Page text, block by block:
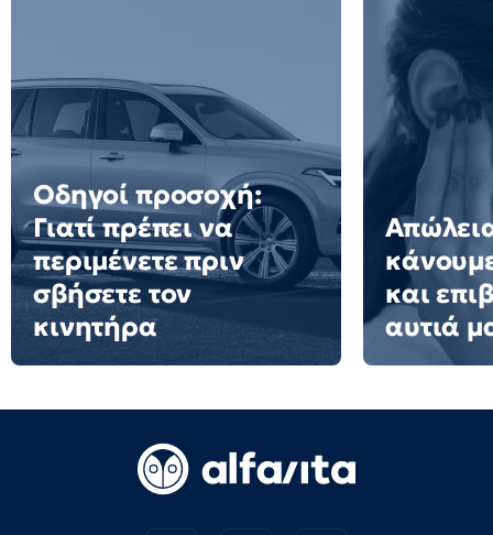
Οδηγοί προσοχή:
Γιατί πρέπει να
περιμένετε πριν
σβήσετε τον
κινητήρα
και
αυτιά